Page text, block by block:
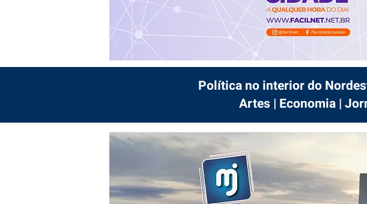
Política no interior do
Artes | Economia |